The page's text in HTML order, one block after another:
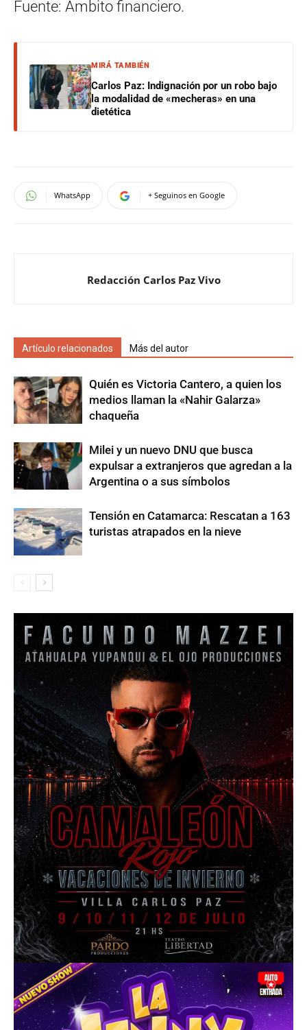
Fuente: Ámbito financiero.
MIRÁ TAMBIÉN
Carlos Paz: Indignación por un robo bajo
la modalidad de «mecheras» en una
dietética
WhatsApp + Seguinos en Google
Redacción Carlos Paz Vivo
Artículo relacionados Más del autor
Quién es Victoria Cantero, a quien los
medios llaman la «Nahir Galarza»
chaqueña
Milei y un nuevo DNU que busca
expulsar a extranjeros que agredan a la
Argentina o a sus símbolos
Tensión en Catamarca: Rescatan a 163
turistas atrapados en la nieve